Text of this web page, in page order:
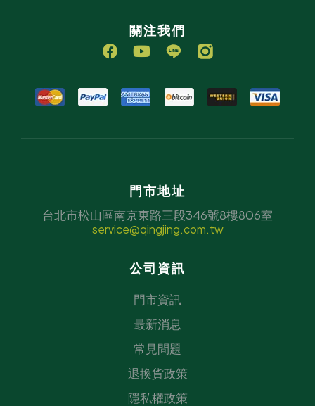
關注我們
門市地址
台北市松山區南京東路三段346號8樓806室
service@qingjing.com.tw
公司資訊
門市資訊
最新消息
常見問題
退換貨政策
隱私權政策